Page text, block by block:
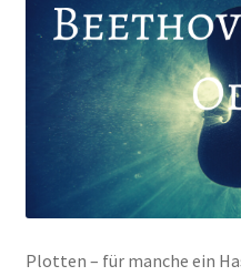
Plotten – für manche ein